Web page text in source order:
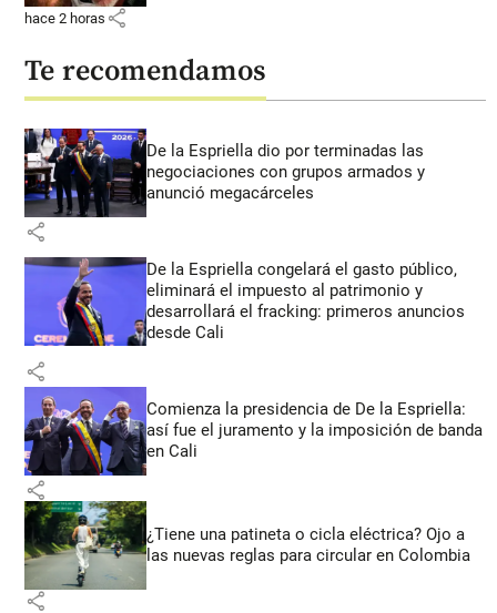
hace 2 horas share
Te recomendamos
De la Espriella dio por terminadas las
negociaciones con grupos armados y
anunció megacárceles
share
De la Espriella congelará el gasto público,
eliminará el impuesto al patrimonio y
desarrollará el fracking: primeros anuncios
desde Cali
share
Comienza la presidencia de De la Espriella:
así fue el juramento y la imposición de banda
en Cali
share
¿Tiene una patineta o cicla eléctrica? Ojo a
las nuevas reglas para circular en Colombia
share